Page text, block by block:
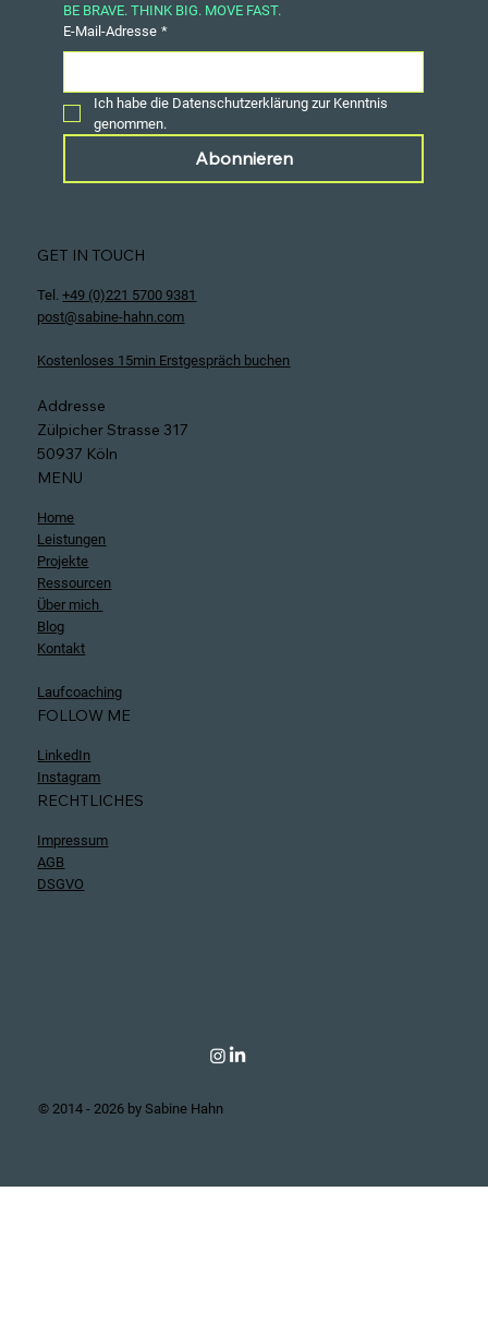
BE BRAVE. THINK BIG. MOVE FAST.
E-Mail-Adresse *
Ich habe die Datenschutzerklärung zur Kenntnis
genommen.
Abonnieren
GET IN TOUCH
Tel.+49 (0)221 5700 9381
post@sabine-hahn.com
Kostenloses 15min Erstgespräch buchen
Addresse
Zülpicher Strasse 317
50937 Köln
MENU
Home
Leistungen
Projekte
Ressourcen
Über mich
Blog
Kontakt
Laufcoaching
FOLLOW ME
LinkedIn
Instagram
RECHTLICHES
Impressum
AGB
DSGVO
© 2014 - 2026 by Sabine Hahn